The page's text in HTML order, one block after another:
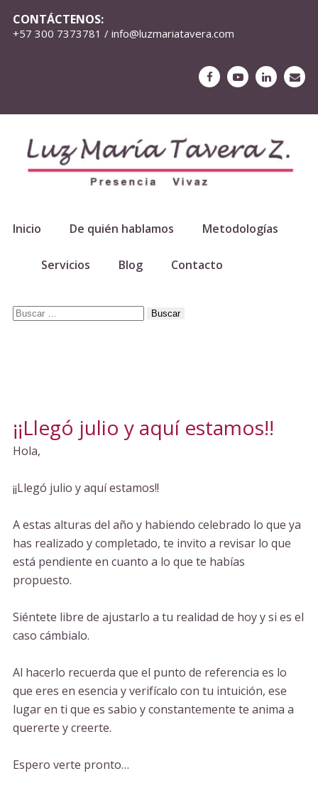
CONTÁCTENOS:
+57 300 7373781 / info@luzmariatavera.com
Inicio De quién hablamos Metodologías
Servicios Blog Contacto
Buscar:
¡¡Llegó julio y aquí estamos!!
Hola,
¡¡Llegó julio y aquí estamos!!
A estas alturas del año y habiendo celebrado lo que ya
has realizado y completado, te invito a revisar lo que
está pendiente en cuanto a lo que te habías
propuesto.
Siéntete libre de ajustarlo a tu realidad de hoy y si es el
caso cámbialo.
Al hacerlo recuerda que el punto de referencia es lo
que eres en esencia y verifícalo con tu intuición, ese
lugar en ti que es sabio y constantemente te anima a
quererte y creerte.
Espero verte pronto…